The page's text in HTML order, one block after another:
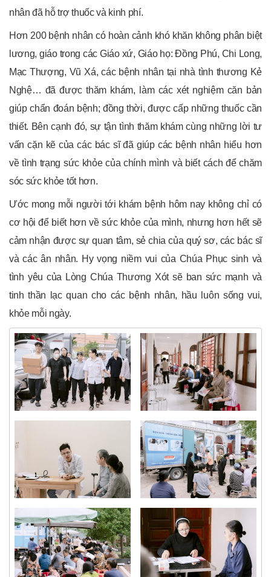
nhân đã hỗ trợ thuốc và kinh phí.
Hơn 200 bệnh nhân có hoàn cảnh khó khăn không phân biệt
lương, giáo trong các Giáo xứ, Giáo họ: Đồng Phú, Chi Long,
Mạc Thượng, Vũ Xá, các bệnh nhân tại nhà tình thương Kẻ
Nghệ… đã được thăm khám, làm các xét nghiệm căn bản
giúp chẩn đoán bệnh; đồng thời, được cấp những thuốc cần
thiết. Bên cạnh đó, sự tận tình thăm khám cùng những lời tư
vấn cặn kẽ của các bác sĩ đã giúp các bệnh nhân hiểu hơn
về tình trạng sức khỏe của chính mình và biết cách để chăm
sóc sức khỏe tốt hơn.
Ước mong mỗi người tới khám bệnh hôm nay không chỉ có
cơ hội để biết hơn về sức khỏe của mình, nhưng hơn hết sẽ
cảm nhận được sự quan tâm, sẻ chia của quý sơ, các bác sĩ
và các ân nhân. Hy vọng niềm vui của Chúa Phục sinh và
tình yêu của Lòng Chúa Thương Xót sẽ ban sức mạnh và
tinh thần lạc quan cho các bệnh nhân, hầu luôn sống vui,
khỏe mỗi ngày.